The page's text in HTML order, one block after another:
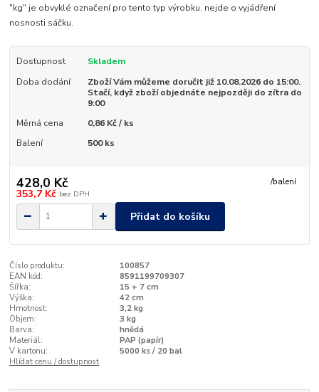
"kg" je obvyklé označení pro tento typ výrobku, nejde o vyjádření
nosnosti sáčku.
Dostupnost
Skladem
Doba dodání
Zboží Vám můžeme doručit již 10.08.2026 do 15:00.
Stačí, když zboží objednáte nejpozději do zítra do
9:00
Měrná cena
0,86 Kč / ks
Balení
500 ks
428,0 Kč /balení
353,7 Kč bez DPH
Přidat do košíku
Číslo produktu:
100857
EAN kód:
8591199709307
Šířka:
15 + 7 cm
Výška:
42 cm
Hmotnost:
3,2 kg
Objem:
3 kg
Barva:
hnědá
Materiál:
PAP (papír)
V kartonu:
5000 ks / 20 bal
Hlídat cenu / dostupnost